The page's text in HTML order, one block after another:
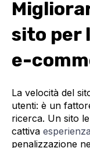
sito per
e-
La velocità del
utenti: è un
ricerca. Un sito
cattiva
penalizzazione